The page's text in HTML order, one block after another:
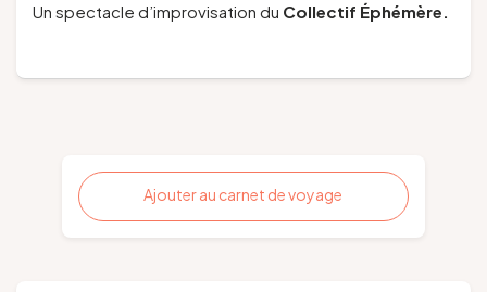
Un spectacle d’improvisation du Collectif Éphémère.
Ajouter au carnet de voyage